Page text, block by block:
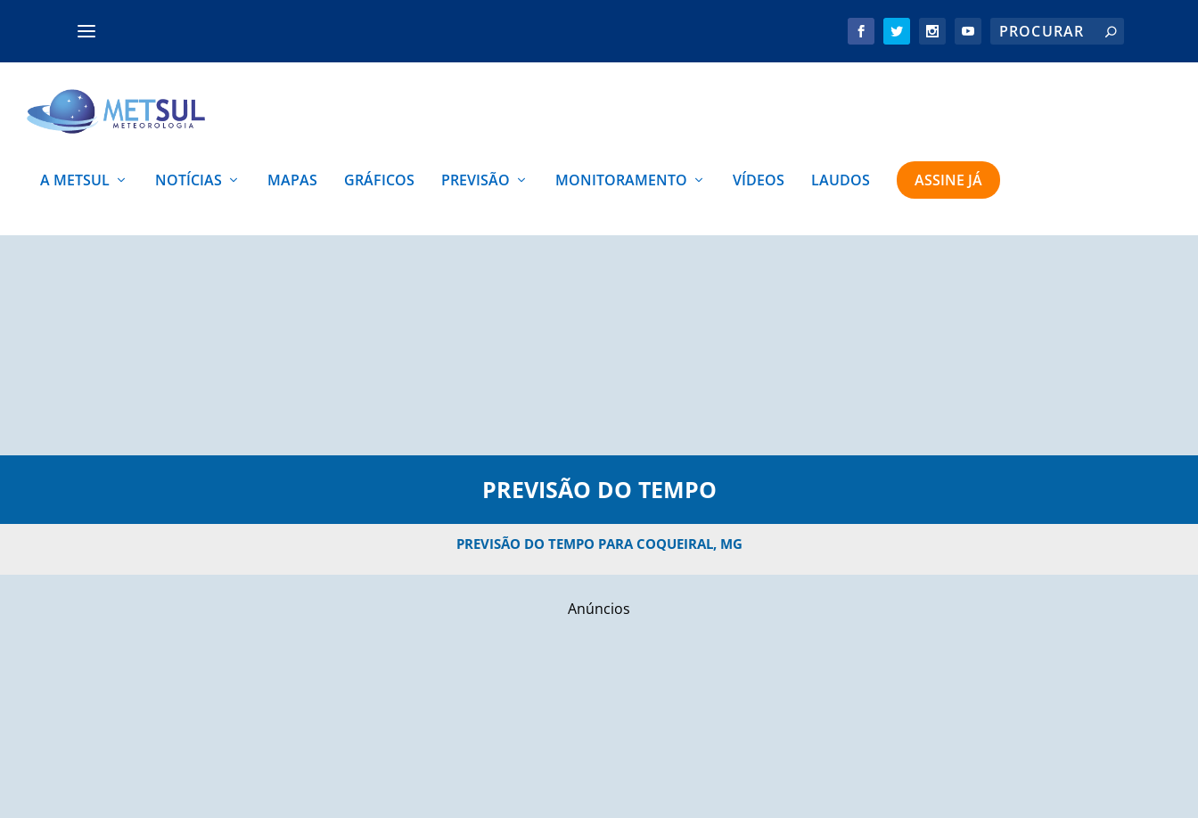
A METSUL NOTÍCIAS MAPAS GRÁFICOS PREVISÃO MONITORAMENTO VÍDEOS LAUDOS ASSINE JÁ
PREVISÃO DO TEMPO
PREVISÃO DO TEMPO PARA COQUEIRAL, MG
Anúncios